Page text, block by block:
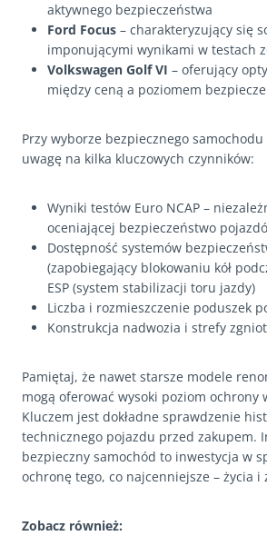
aktywnego bezpieczeństwa
Ford Focus – charakteryzujący się
imponującymi wynikami w testach
Volkswagen Golf VI – oferujący
między ceną a poziomem
Przy wyborze bezpiecznego
uwagę na kilka kluczowych czynników:
Wyniki testów Euro NCAP –
oceniającej bezpieczeństwo
Dostępność systemów
(zapobiegający blokowaniu kół
ESP (system stabilizacji toru jazdy)
Liczba i rozmieszczenie poduszek
Konstrukcja nadwozia i strefy
Pamiętaj, że nawet starsze modele
mogą oferować wysoki poziom ochrony
Kluczem jest dokładne sprawdzenie
technicznego pojazdu przed zakupem.
bezpieczny samochód to inwestycja w
ochronę tego, co najcenniejsze – życia i
Zobacz również: